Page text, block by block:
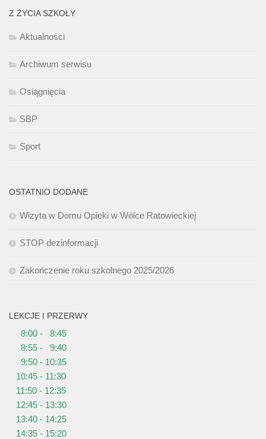
Z ŻYCIA SZKOŁY
Aktualności
Archiwum serwisu
Osiągnięcia
SBP
Sport
OSTATNIO DODANE
Wizyta w Domu Opieki w Wólce Ratowieckiej
STOP dezinformacji
Zakończenie roku szkolnego 2025/2026
LEKCJE I PRZERWY
8:00 - 8:45
8:55 - 9:40
9:50 - 10:35
10:45 - 11:30
11:50 - 12:35
12:45 - 13:30
13:40 - 14:25
14:35 - 15:20